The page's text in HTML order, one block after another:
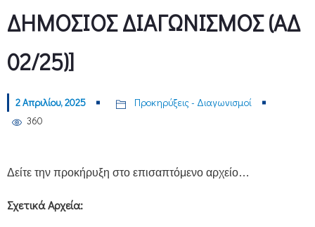
ΔΗΜΟΣΙΟΣ ΔΙΑΓΩΝΙΣΜΟΣ (ΑΔ
02/25)]
2 Απριλίου, 2025
Προκηρύξεις - Διαγωνισμοί
360
Δείτε την προκήρυξη στο επισαπτόμενο αρχείο…
Σχετικά Αρχεία: